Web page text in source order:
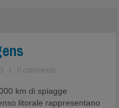
0 comments
km di spiagge
litorale rappresentano